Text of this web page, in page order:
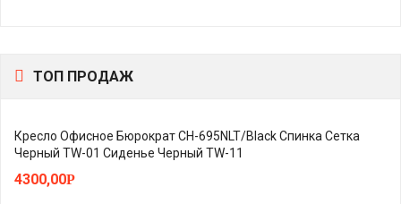
ТОП ПРОДАЖ
Кресло Офисное Бюрократ CH-695NLT/Black Спинка Сетка
Черный TW-01 Сиденье Черный TW-11
4300,00Р